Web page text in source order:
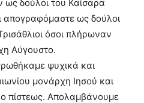
ως δούλοι του Καίσαρα
απογραφόμαστε ως δούλοι
όσοι πλήρωναν
Αύγουστο.
ψυχικά και
μονάρχη Ιησού και
πίστεως. Απολαμβάνουμε